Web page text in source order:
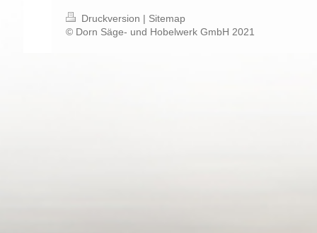
Druckversion | Sitemap
© Dorn Säge- und Hobelwerk GmbH 2021